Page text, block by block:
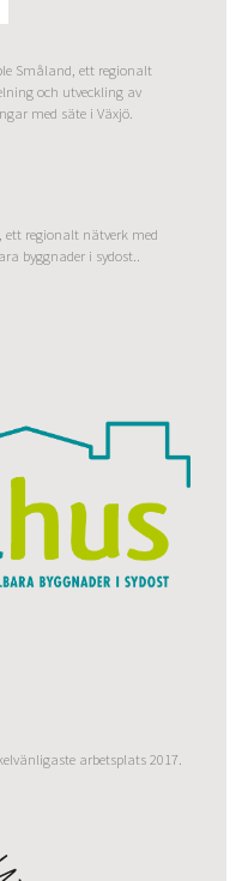
Småland, ett regionalt
och utveckling av
med säte i Växjö.
ett regionalt nätverk med
byggnader i sydost..
arbetsplats 2017.